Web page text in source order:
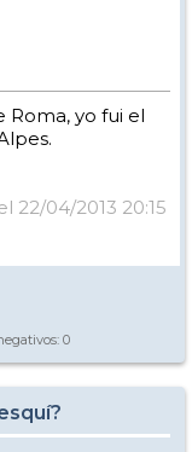
Roma, yo fui el
22/04/2013 20:15
0